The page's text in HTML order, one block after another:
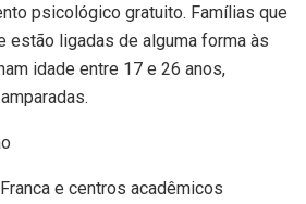
psicológico gratuito. Famílias que
estão ligadas de alguma forma às
idade entre 17 e 26 anos,
e centros acadêmicos